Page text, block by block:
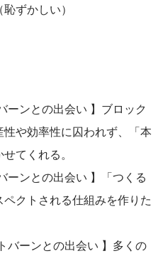
ずかしい）
ーンとの出会い 】ブロック
や効率性に囚われず、「本
てくれる。
ーンとの出会い 】「つくる
クトされる仕組みを作りた
バーンとの出会い 】多くの